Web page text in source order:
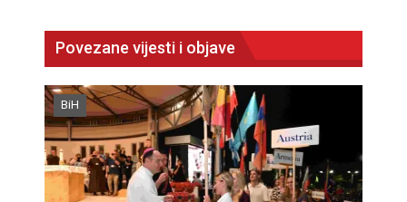
Povezane vijesti i objave
BiH